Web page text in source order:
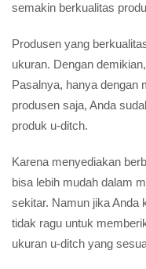
semakin berkualitas
Produsen yang
ukuran. Dengan
Pasalnya, hanya dengan
produsen saja, Anda
produk u-ditch.
Karena menyediakan
bisa lebih mudah dalam
sekitar. Namun jika Anda
tidak ragu untuk
ukuran u-ditch yang